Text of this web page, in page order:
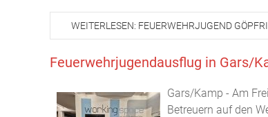
WEITERLESEN: FEUERWEHRJUGEND
Feuerwehrjugendausflug in Gars/
Gars/Kamp - Am
Betreuern auf den